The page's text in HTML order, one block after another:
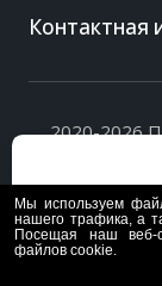
Контактная
2020-2026
Политика
Пользуясь
Мы используем
нашего трафика, а
Посещая наш веб-
файлов cookie.